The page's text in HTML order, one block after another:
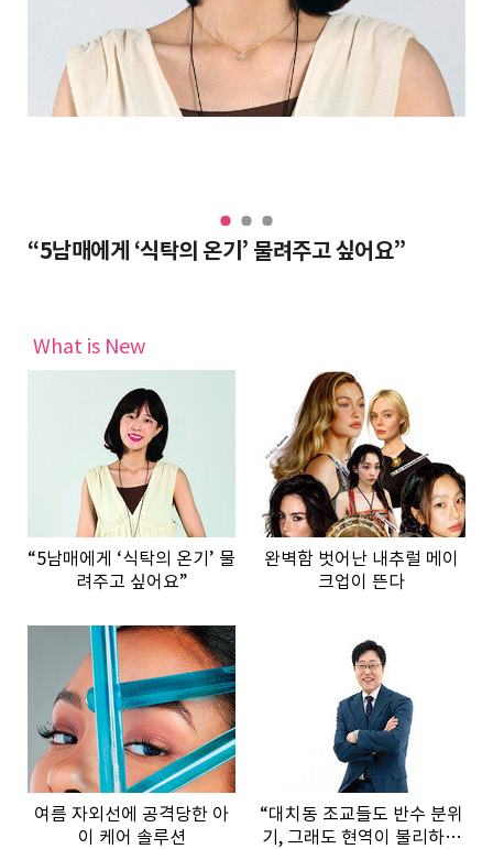
“5남매에게 ‘식탁의 온기’ 물려주고 싶어요”
What is New
“5남매에게 ‘식탁의 온기’ 물
려주고 싶어요”
완벽함 벗어난 내추럴 메이
크업이 뜬다
여름 자외선에 공격당한 아
이 케어 솔루션
“대치동 조교들도 반수 분위
기, 그래도 현역이 불리하지